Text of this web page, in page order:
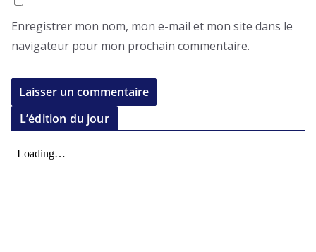
Enregistrer mon nom, mon e-mail et mon site dans le
navigateur pour mon prochain commentaire.
L’édition du jour